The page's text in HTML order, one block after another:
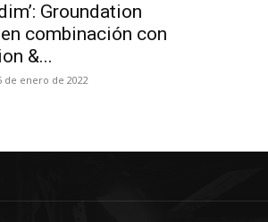
Groundation
combinación con
&...
de enero de 2022